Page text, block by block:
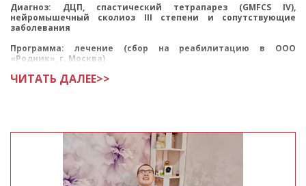
Диагноз: ДЦП, спастический тетрапарез (GMFCS IV),
нейромышечный сколиоз III степени и сопутствующие
заболевания
Программа: лечение (сбор на реабилитацию в ООО
«Родник», г. Москва)
Ринат родилс
ЧИТАТЬ ДАЛЕЕ>>